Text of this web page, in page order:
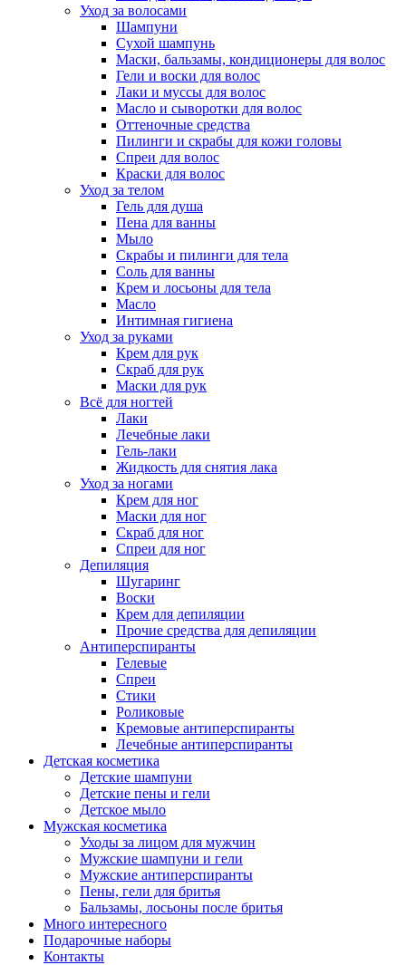
Уход за волосами
Шампуни
Сухой шампунь
Маски, бальзамы, кондиционеры для волос
Гели и воски для волос
Лаки и муссы для волос
Масло и сыворотки для волос
Оттеночные средства
Пилинги и скрабы для кожи головы
Спреи для волос
Краски для волос
Уход за телом
Гель для душа
Пена для ванны
Мыло
Скрабы и пилинги для тела
Соль для ванны
Крем и лосьоны для тела
Масло
Интимная гигиена
Уход за руками
Крем для рук
Скраб для рук
Маски для рук
Всё для ногтей
Лаки
Лечебные лаки
Гель-лаки
Жидкость для снятия лака
Уход за ногами
Крем для ног
Маски для ног
Скраб для ног
Спреи для ног
Депиляция
Шугаринг
Воски
Крем для депиляции
Прочие средства для депиляции
Антиперспиранты
Гелевые
Спреи
Стики
Роликовые
Кремовые антиперспиранты
Лечебные антиперспиранты
Детская косметика
Детские шампуни
Детские пены и гели
Детское мыло
Мужская косметика
Уходы за лицом для мужчин
Мужские шампуни и гели
Мужские антиперспиранты
Пены, гели для бритья
Бальзамы, лосьоны после бритья
Много интересного
Подарочные наборы
Контакты